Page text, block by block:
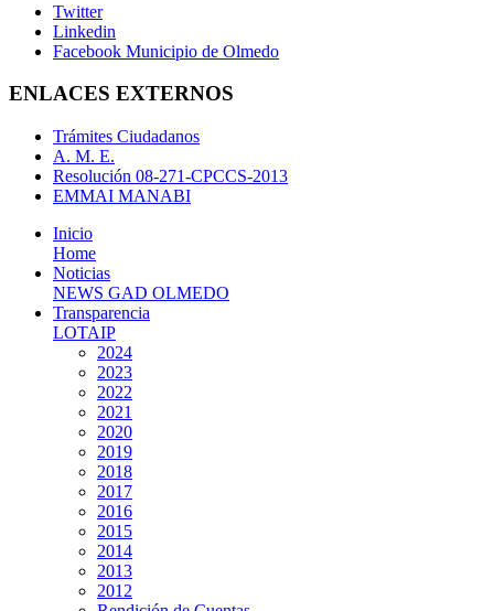
Twitter
Linkedin
Facebook Municipio de Olmedo
ENLACES EXTERNOS
Trámites Ciudadanos
A. M. E.
Resolución 08-271-CPCCS-2013
EMMAI MANABI
Inicio
Home
Noticias
NEWS GAD OLMEDO
Transparencia
LOTAIP
2024
2023
2022
2021
2020
2019
2018
2017
2016
2015
2014
2013
2012